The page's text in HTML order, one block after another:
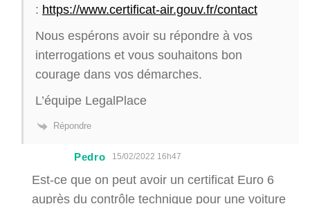
: https://www.certificat-air.gouv.fr/contact
Nous espérons avoir su répondre à vos
interrogations et vous souhaitons bon
courage dans vos démarches.
L’équipe LegalPlace
Répondre
Pedro 15/02/2022 16h47
Est-ce que on peut avoir un certificat Euro 6
auprès du contrôle technique pour une voiture